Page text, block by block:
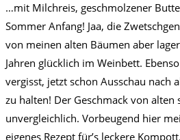
…mit Milchreis, geschmolzener
Sommer Anfang! Jaa, die
von meinen alten Bäumen aber
Jahren glücklich im Weinbett.
vergisst, jetzt schon Ausschau nach
zu halten! Der Geschmack von
unvergleichlich. Vorbeugend hier
eigenes Rezept für’s leckere Kompott.